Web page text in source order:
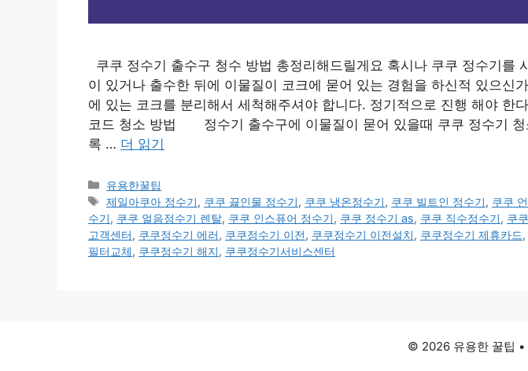
쿠쿠 정수기 출수구 청수 방법 총정리해드릴게요 혹시나 쿠쿠 정수기를
이 있거나 출수한 뒤에 이물질이 코크에 묻어 있는 경험을 하신적 있으신
에 있는 코크를 분리해서 세척해주셔야 합니다. 정기적으로 진행 해야 한
코드 청소 방법 정수기 출수구에 이물질이 묻어 있을때 쿠쿠 정수기 청
록 … 더 읽기
카
테
고
리
유용한꿀팁
태
그
제일아쿠아 정수기, 쿠쿠 끓인물 정수기, 쿠쿠 냉온정수기, 쿠쿠 빌트인 정수기, 쿠쿠
수기, 쿠쿠 얼음정수기 렌탈, 쿠쿠 인스퓨어 정수기, 쿠쿠 정수기 as, 쿠쿠 직수정수기, 쿠
고객센터, 쿠쿠정수기 에러, 쿠쿠정수기 이전, 쿠쿠정수기 이전설치, 쿠쿠정수기 제휴카드,
필터교체, 쿠쿠정수기 해지, 쿠쿠정수기서비스센터
© 2026 유용한 꿀팁